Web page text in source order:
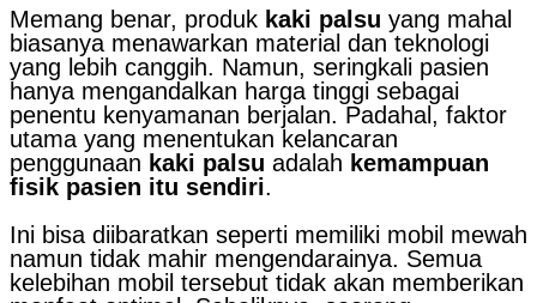
Memang benar, produk kaki palsu yang mahal
biasanya menawarkan material dan teknologi
yang lebih canggih. Namun, seringkali pasien
hanya mengandalkan harga tinggi sebagai
penentu kenyamanan berjalan. Padahal, faktor
utama yang menentukan kelancaran
penggunaan kaki palsu adalah kemampuan
fisik pasien itu sendiri.
Ini bisa diibaratkan seperti memiliki mobil mewah
namun tidak mahir mengendarainya. Semua
kelebihan mobil tersebut tidak akan memberikan